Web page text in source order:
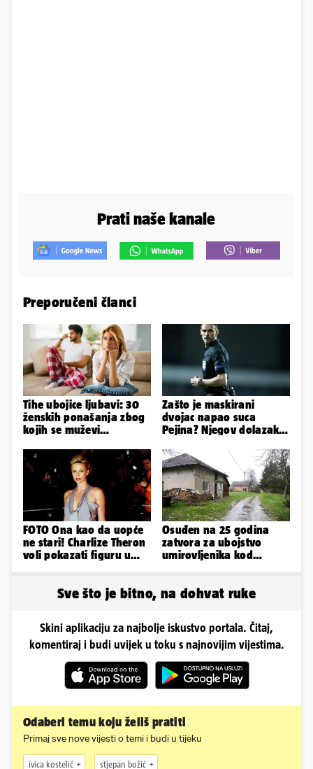
Prati naše kanale
Preporučeni članci
Tihe ubojice ljubavi: 30
ženskih ponašanja zbog
kojih se muževi
Zašto je maskirani
dvojac napao suca
Pejina? Njegov dolazak u
čuđenje
FOTO Ona kao da uopće
ne stari! Charlize Theron
voli pokazati figuru u
Osuđen na 25 godina
zatvora za ubojstvo
umirovljenika kod
Sve što je bitno, na dohvat ruke
Skini aplikaciju za najbolje iskustvo portala. Čitaj,
komentiraj i budi uvijek u toku s najnovijim vijestima.
Odaberi temu koju želiš pratiti
Primaj sve nove vijesti o temi i budi u tijeku
ivica kostelić stjepan božić